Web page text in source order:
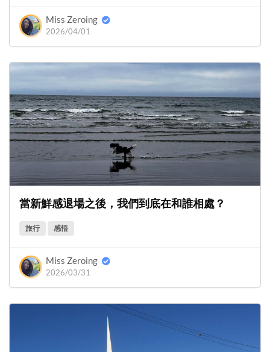
Miss Zeroing
2026/04/01
當新鮮感退場之後，我們到底在和誰相處？
旅行 感悟
Miss Zeroing
2026/03/31